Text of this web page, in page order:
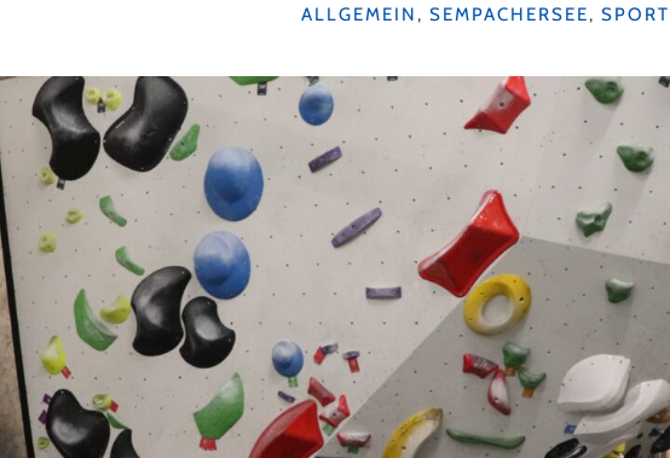
KATEGORIEN
ALLGEMEIN, SEMPACHERSEE, SPORT